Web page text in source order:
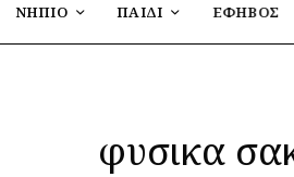
ΝΗΠΙΟ ΠΑΙΔΙ ΕΦΗΒΟΣ
φυσικα